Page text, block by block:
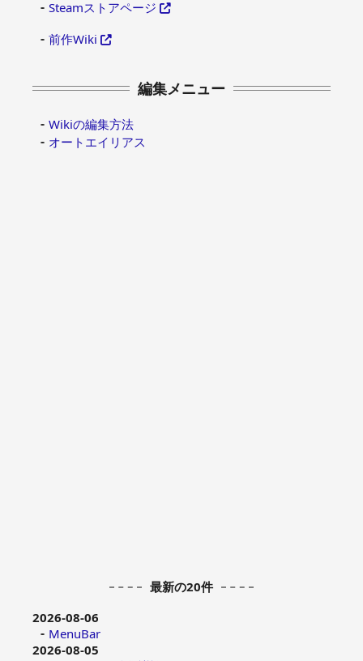
Steamストアページ
前作Wiki
編集メニュー
Wikiの編集方法
オートエイリアス
最新の20件
2026-08-06
MenuBar
2026-08-05